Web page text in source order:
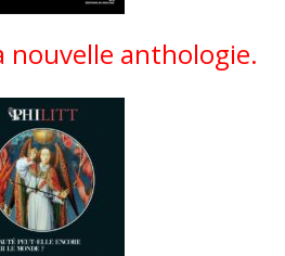
nouvelle anthologie.